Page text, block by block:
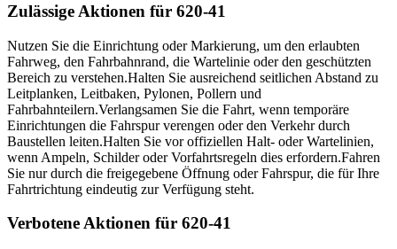
Zulässige Aktionen für 620-41
Nutzen Sie die Einrichtung oder Markierung, um den erlaubten
Fahrweg, den Fahrbahnrand, die Wartelinie oder den geschützten
Bereich zu verstehen.Halten Sie ausreichend seitlichen Abstand zu
Leitplanken, Leitbaken, Pylonen, Pollern und
Fahrbahnteilern.Verlangsamen Sie die Fahrt, wenn temporäre
Einrichtungen die Fahrspur verengen oder den Verkehr durch
Baustellen leiten.Halten Sie vor offiziellen Halt- oder Wartelinien,
wenn Ampeln, Schilder oder Vorfahrtsregeln dies erfordern.Fahren
Sie nur durch die freigegebene Öffnung oder Fahrspur, die für Ihre
Fahrtrichtung eindeutig zur Verfügung steht.
Verbotene Aktionen für 620-41